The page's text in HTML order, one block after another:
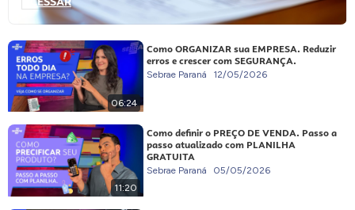
06:24
Como ORGANIZAR sua EMPRESA. Reduzir
erros e crescer com SEGURANÇA.
Sebrae Paraná 12/05/2026
11:20
Como definir o PREÇO DE VENDA. Passo a
passo atualizado com PLANILHA
GRATUITA
Sebrae Paraná 05/05/2026